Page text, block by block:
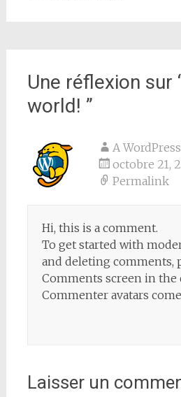
Une réflexion sur
world! ”
A
octobre 21,
Permalink
Hi, this is a comment.
To get started with
and deleting comments,
Comments screen in the
Commenter avatars
Laisser un